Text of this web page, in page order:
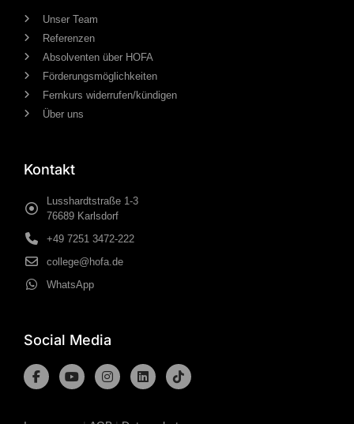
Unser Team
Referenzen
Absolventen über HOFA
Förderungsmöglichkeiten
Fernkurs widerrufen/kündigen
Über uns
Kontakt
Lusshardtstraße 1-3
76689 Karlsdorf
+49 7251 3472-222
college@hofa.de
WhatsApp
Social Media